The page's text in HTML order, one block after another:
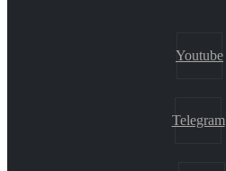
Youtube
Telegram